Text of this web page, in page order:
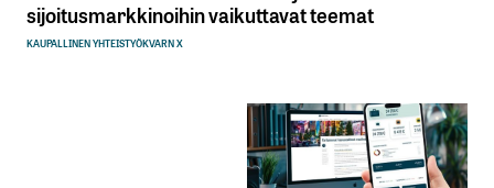
sijoitusmarkkinoihin vaikuttavat teemat
KAUPALLINEN YHTEISTYÖKVARN X